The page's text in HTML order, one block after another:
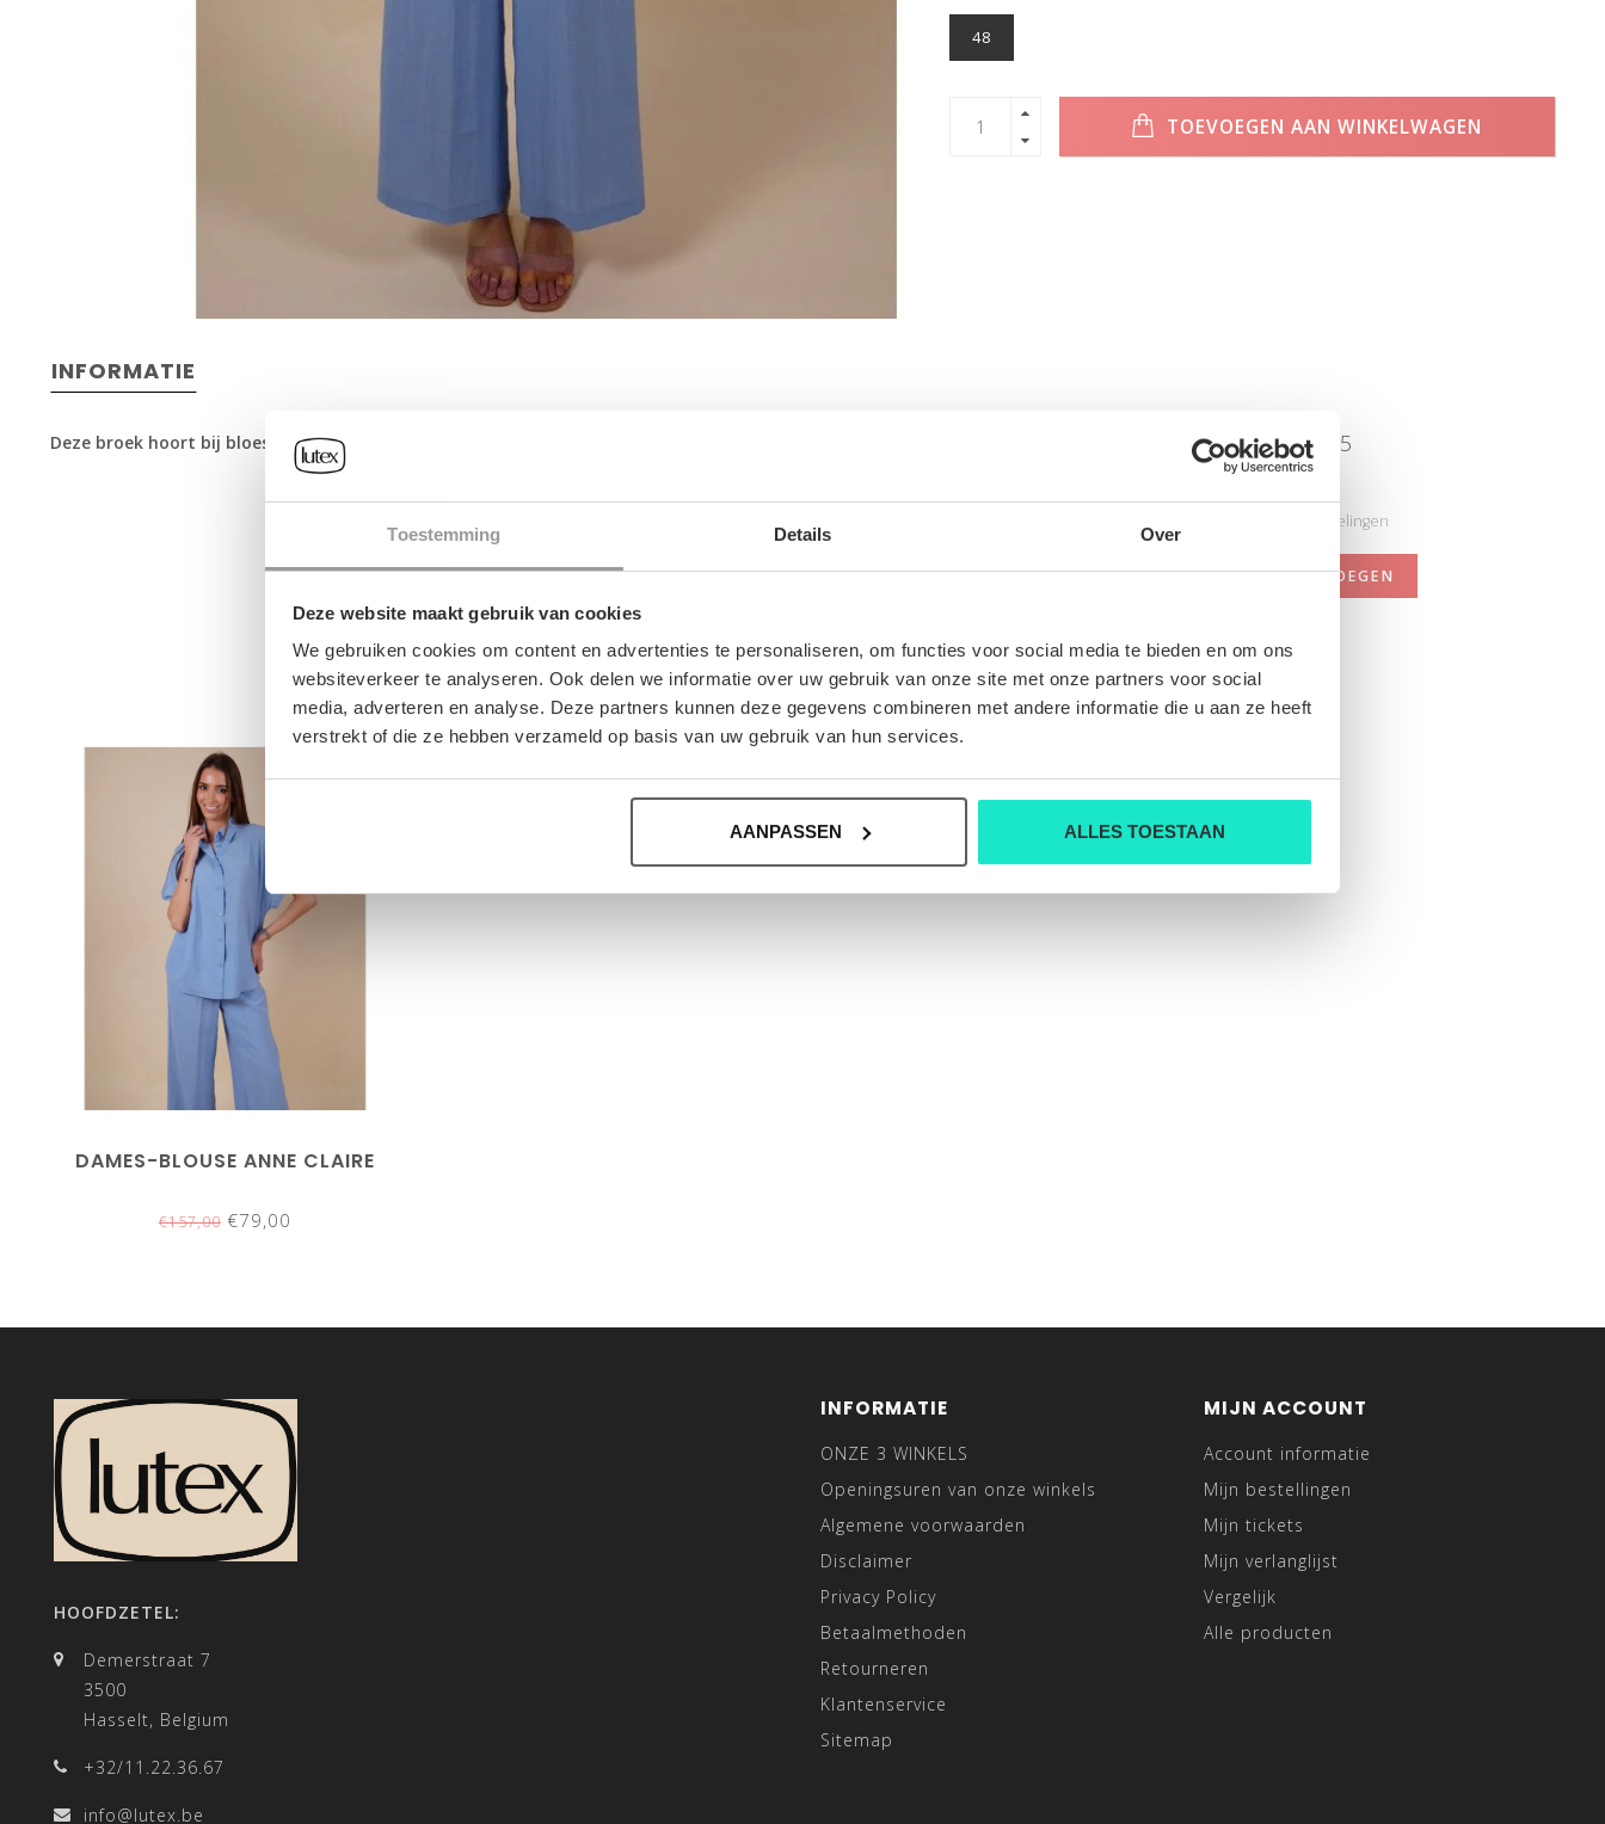
Toestemming Details Over
Deze website maakt gebruik van cookies
We gebruiken cookies om content en advertenties te personaliseren, om functies voor social media te bieden en om ons
websiteverkeer te analyseren. Ook delen we informatie over uw gebruik van onze site met onze partners voor social
media, adverteren en analyse. Deze partners kunnen deze gegevens combineren met andere informatie die u aan ze heeft
verstrekt of die ze hebben verzameld op basis van uw gebruik van hun services.
AANPASSEN ALLES TOESTAAN
48
TOEVOEGEN AAN WINKELWAGEN
INFORMATIE
Deze broek hoort bij bloesje D1702 als set D1701 1772 cl 015
Nog niet gewaardeerd
0 sterren op basis van 0 beoordelingen
JE BEOORDELING TOEVOEGEN
GERELATEERDE PRODUCTEN
DAMES-BLOUSE ANNE CLAIRE
€157,00€79,00
HOOFDZETEL:
Demerstraat 7
3500
Hasselt, Belgium
+32/11.22.36.67
info@lutex.be
INFORMATIE
ONZE 3 WINKELS
Openingsuren van onze winkels
Algemene voorwaarden
Disclaimer
Privacy Policy
Betaalmethoden
Retourneren
Klantenservice
Sitemap
MIJN ACCOUNT
Account informatie
Mijn bestellingen
Mijn tickets
Mijn verlanglijst
Vergelijk
Alle producten